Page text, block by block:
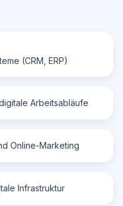
(CRM, ERP)
Arbeitsabläufe
Online-Marketing
Infrastruktur